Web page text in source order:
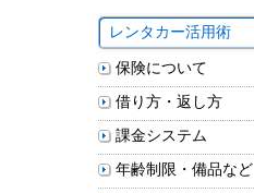
レンタカー活用術
保険について
借り方・返し方
課金システム
年齢制限・備品など